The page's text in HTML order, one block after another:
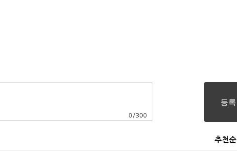
0 /300
추천순